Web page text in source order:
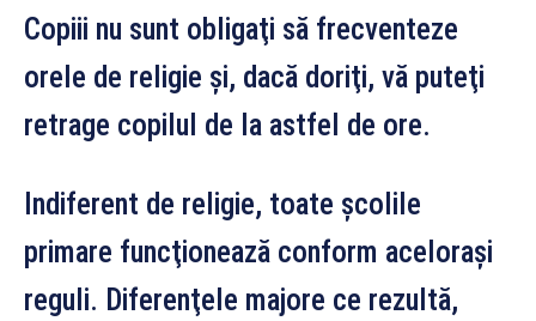
Copiii nu sunt obligaţi să frecventeze
orele de religie şi, dacă doriţi, vă puteţi
retrage copilul de la astfel de ore.
Indiferent de religie, toate şcolile
primare funcţionează conform aceloraşi
reguli. Diferenţele majore ce rezultă,